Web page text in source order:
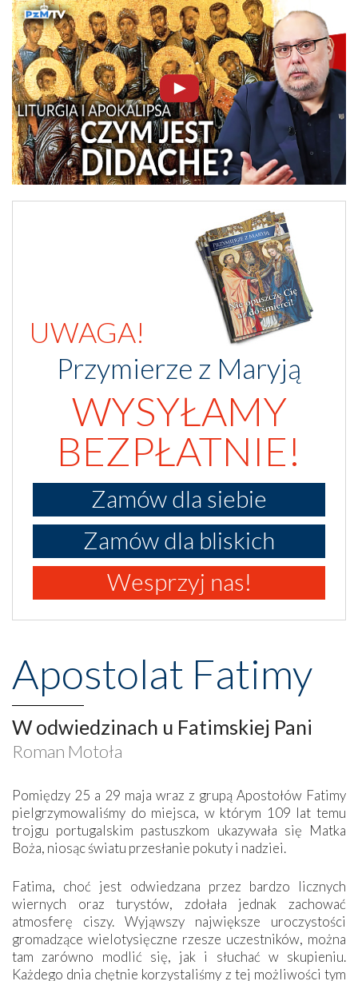
UWAGA!
Przymierze z Maryją
WYSYŁAMY
BEZPŁATNIE!
Zamów dla siebie
Zamów dla bliskich
Wesprzyj nas!
Apostolat Fatimy
W odwiedzinach u Fatimskiej Pani
Roman Motoła
Pomiędzy 25 a 29 maja wraz z grupą Apostołów Fatimy
pielgrzymowaliśmy do miejsca, w którym 109 lat temu
trojgu portugalskim pastuszkom ukazywała się Matka
Boża, niosąc światu przesłanie pokuty i nadziei.
Fatima, choć jest odwiedzana przez bardzo licznych
wiernych oraz turystów, zdołała jednak zachować
atmosferę ciszy. Wyjąwszy największe uroczystości
gromadzące wielotysięczne rzesze uczestników, można
tam zarówno modlić się, jak i słuchać w skupieniu.
Każdego dnia chętnie korzystaliśmy z tej możliwości tym